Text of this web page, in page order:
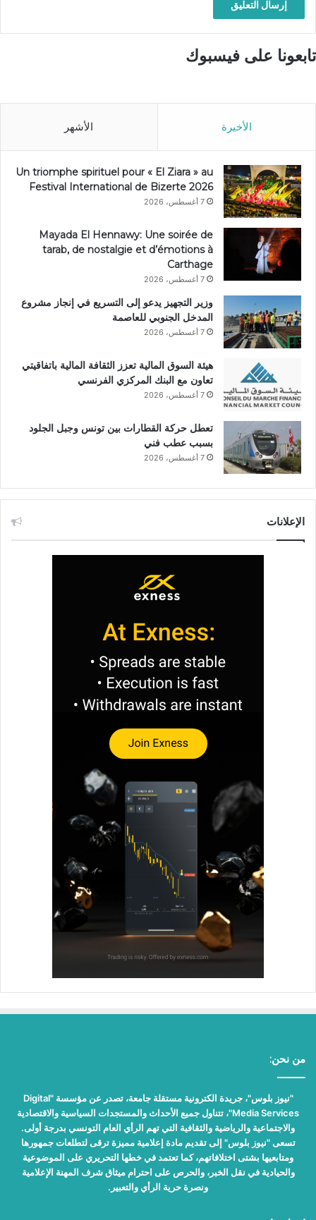
تابعونا على فيسبوك
الأخيرة الأشهر
Un triomphe spirituel pour « El Ziara » au
Festival International de Bizerte 2026
7 أغسطس، 2026
Mayada El Hennawy: Une soirée de
tarab, de nostalgie et d’émotions à
Carthage
7 أغسطس، 2026
وزير التجهيز يدعو إلى التسريع في إنجاز مشروع
المدخل الجنوبي للعاصمة
7 أغسطس، 2026
هيئة السوق المالية تعزز الثقافة المالية باتفاقيتي
تعاون مع البنك المركزي الفرنسي
7 أغسطس، 2026
تعطل حركة القطارات بين تونس وجبل الجلود
بسبب عطب فني
7 أغسطس، 2026
الإعلانات
من نحن:
"نيوز بلوس"، جريدة الكترونية مستقلة جامعة، تصدر عن مؤسسة "Digital
Media Services"، تتناول جميع الأحداث والمستجدات السياسية والاقتصادية
والاجتماعية والرياضية والثقافية التي تهم الرأي العام التونسي بدرجة أولى.
تسعى "نيوز بلوس" إلى تقديم مادة إعلامية مميزة ترقى لتطلعات جمهورها
ومتابعيها بشتى اختلافاتهم، كما تعتمد في خطها التحريري على الموضوعية
والحيادية في نقل الخبر، والحرص على احترام ميثاق شرف المهنة الإعلامية
ونصرة حرية الرأي والتعبير.